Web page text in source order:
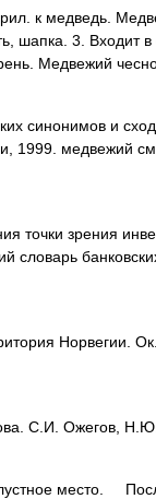
к медведь.
шапка. 3. Входит в
Медвежий
синонимов и
1999. медвежий
точки зрения
словарь
Норвегии.
С.И. Ожегов,
место.